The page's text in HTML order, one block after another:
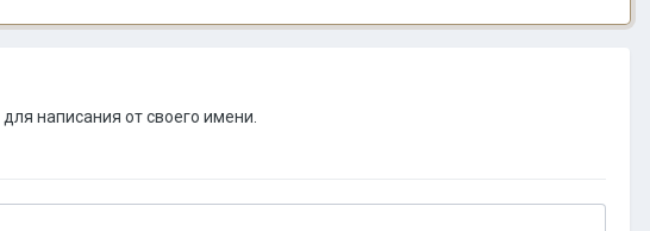
для написания от своего имени.